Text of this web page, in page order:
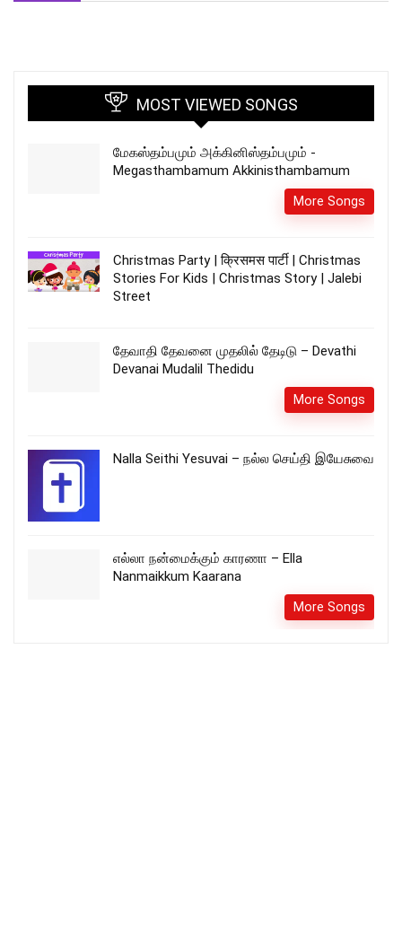
MOST VIEWED SONGS
மேகஸ்தம்பமும் அக்கினிஸ்தம்பமும் -
Megasthambamum Akkinisthambamum
More Songs
Christmas Party | क्रिसमस पार्टी | Christmas
Stories For Kids | Christmas Story | Jalebi
Street
தேவாதி தேவனை முதலில் தேடிடு – Devathi
Devanai Mudalil Thedidu
More Songs
Nalla Seithi Yesuvai – நல்ல செய்தி இயேசுவை
எல்லா நன்மைக்கும் காரணா – Ella
Nanmaikkum Kaarana
More Songs